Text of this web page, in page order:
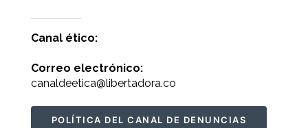
Canal ético:
Correo electrónico:
canaldeetica@libertadora.co
POLÍTICA DEL CANAL DE DENUNCIAS